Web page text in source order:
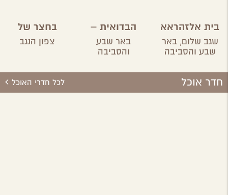
בית אלזהראא
שגב שלום,באר
שבע והסביבה
הבדואית –
אירוח בדואי
באר שבע
והסביבה
בחצר של
אורה
צפון הנגב
חדר אוכל לכל חדרי האוכל